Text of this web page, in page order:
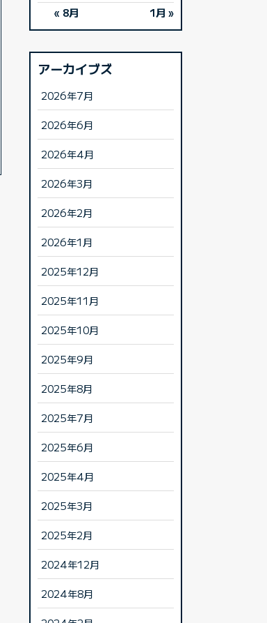
« 8月 1月 »
アーカイブズ
2026年7月
2026年6月
2026年4月
2026年3月
2026年2月
2026年1月
2025年12月
2025年11月
2025年10月
2025年9月
2025年8月
2025年7月
2025年6月
2025年4月
2025年3月
2025年2月
2024年12月
2024年8月